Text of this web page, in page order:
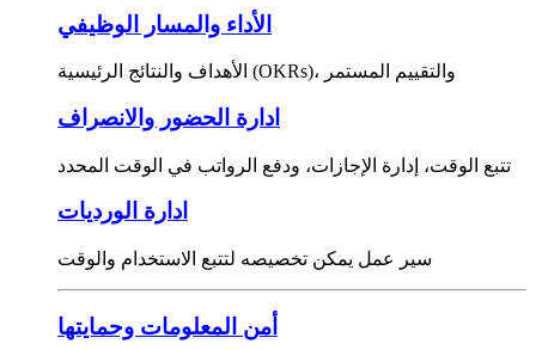
الأداء والمسار الوظيفي
الأهداف والنتائج الرئيسية (OKRs)، والتقييم المستمر
ادارة الحضور والانصراف
تتبع الوقت، إدارة الإجازات، ودفع الرواتب في الوقت المحدد
ادارة الورديات
سير عمل يمكن تخصيصه لتتبع الاستخدام والوقت
أمن المعلومات وحمايتها